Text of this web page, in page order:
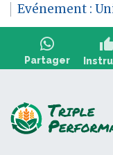
Evénement :
Partager